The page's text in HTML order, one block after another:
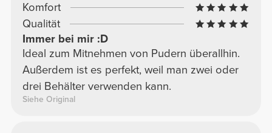
Komfort
Qualität
Immer bei mir :D
Ideal zum Mitnehmen von Pudern überallhin.
Außerdem ist es perfekt, weil man zwei oder
drei Behälter verwenden kann.
Siehe Original